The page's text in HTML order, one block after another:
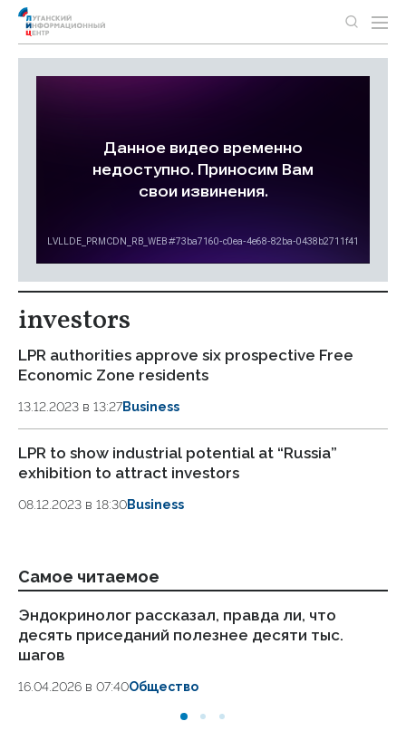
investors
LPR authorities approve six prospective Free
Economic Zone residents
13.12.2023 в 13:27Business
LPR to show industrial potential at “Russia”
exhibition to attract investors
08.12.2023 в 18:30Business
Самое читаемое
Эндокринолог рассказал, правда ли, что
десять приседаний полезнее десяти тыс.
шагов
16.04.2026 в 07:40Общество